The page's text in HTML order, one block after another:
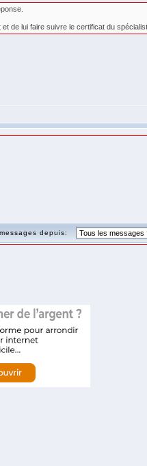
de lui faire suivre le certificat du
depuis: